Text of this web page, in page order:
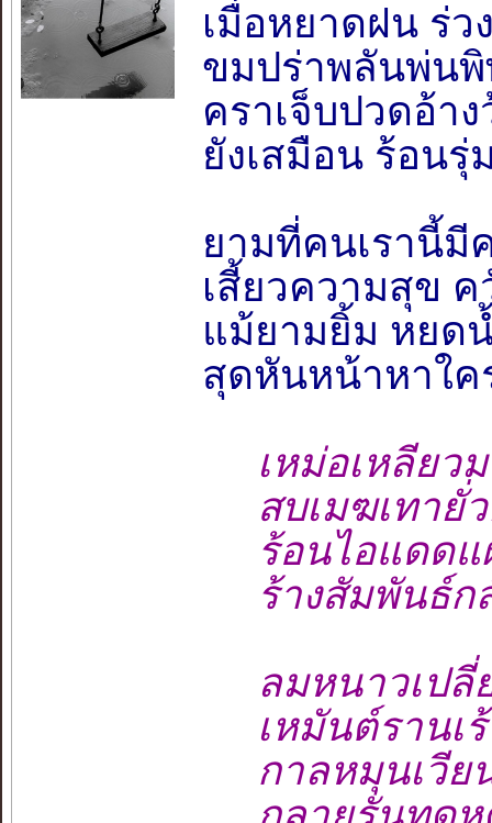
เมื่อหยาดฝน ร่
ขมปร่าพลันพ่นพิ
คราเจ็บปวดอ้า
ยังเสมือน ร้อน
ยามที่คนเรานี้มี
เสี้ยวความสุข
แม้ยามยิ้ม หยด
สุดหันหน้าหาใค
เหม่อเหลียวม
สบเมฆเทายั่
ร้อนไอแดดแ
ร้างสัมพันธ์ก
ลมหนาวเปลี่ย
เหมันต์รานเ
กาลหมุนเวีย